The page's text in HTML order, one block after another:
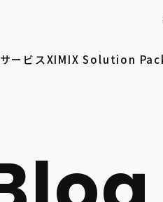
サービスXIMIX Solution